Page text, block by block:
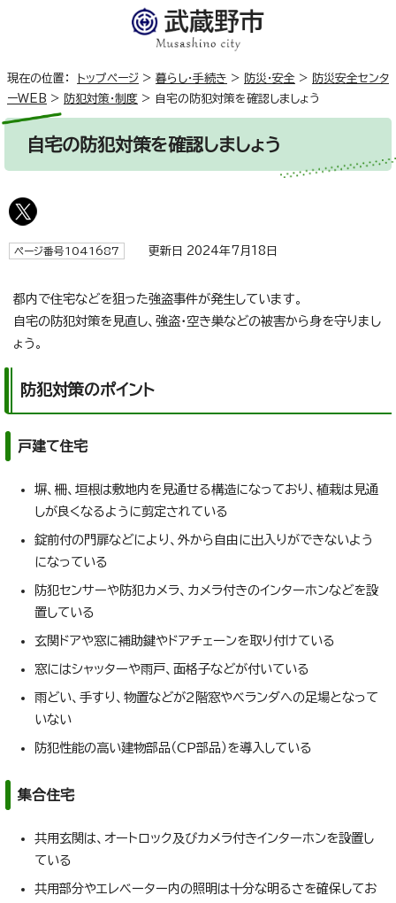
現在の位置： トップページ > 暮らし・手続き > 防災・安全 > 防災安全センタ
ーWEB > 防犯対策・制度 > 自宅の防犯対策を確認しましょう
自宅の防犯対策を確認しましょう
ページ番号1041687 更新日 2024年7月18日
都内で住宅などを狙った強盗事件が発生しています。
自宅の防犯対策を見直し、強盗・空き巣などの被害から身を守りまし
ょう。
防犯対策のポイント
戸建て住宅
塀、柵、垣根は敷地内を見通せる構造になっており、植栽は見通
しが良くなるように剪定されている
錠前付の門扉などにより、外から自由に出入りができないよう
になっている
防犯センサーや防犯カメラ、カメラ付きのインターホンなどを設
置している
玄関ドアや窓に補助鍵やドアチェーンを取り付けている
窓にはシャッターや雨戸、面格子などが付いている
雨どい、手すり、物置などが2階窓やベランダへの足場となって
いない
防犯性能の高い建物部品（CP部品）を導入している
集合住宅
共用玄関は、オートロック及びカメラ付きインターホンを設置し
ている
共用部分やエレベーター内の照明は十分な明るさを確保してお